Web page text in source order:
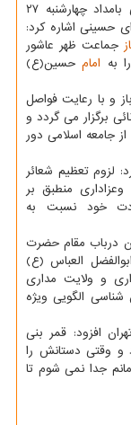
حجت الاسلام والمسلمین سید محسن محمودی بامداد چهارشنبه ۲۷
حسینی اشاره کرد:
جماعت ظهر عاشور
به امامحسین(ع)
و با رعایت فواصل
برگزار می گردد و
جامعه اسلامی دور
لزوم تعظیم شعائر
منطبق بر
خود نسبت به
درباب مقام حضرت
العباس (ع)
و ولایت مداری
الگویی ویژه
افزود: قمر بنی
و وقتی دستانش را
جدا نمی شوم تا